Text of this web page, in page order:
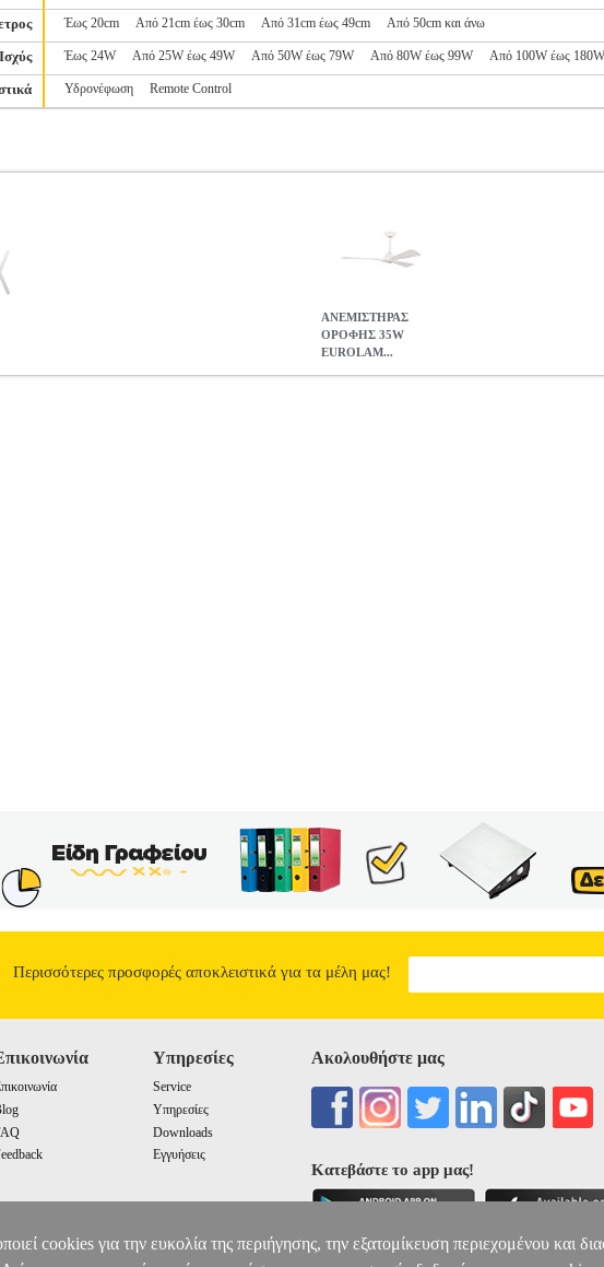
Έως 20cm Από 21cm έως 30cm Από 31cm έως 49cm Από 50cm και άνω
Ισχύς Έως 24W Από 25W έως 49W Από 50W έως 79W Από 80W έως 99W Από 100W έως 180W
Υδρονέφωση Remote Control
ΑΝΕΜΙΣΤΗΡΑΣ
ΟΡΟΦΗΣ 35W
EUROLAM...
Περισσότερες προσφορές αποκλειστικά για τα μέλη μας!
Υπηρεσίες
Service
Υπηρεσίες
Downloads
Εγγυήσεις
Ακολουθήστε μας
Κατεβάστε το app μας!
cookies για την ευκολία της περιήγησης, την εξατομίκευση περιεχομένου και